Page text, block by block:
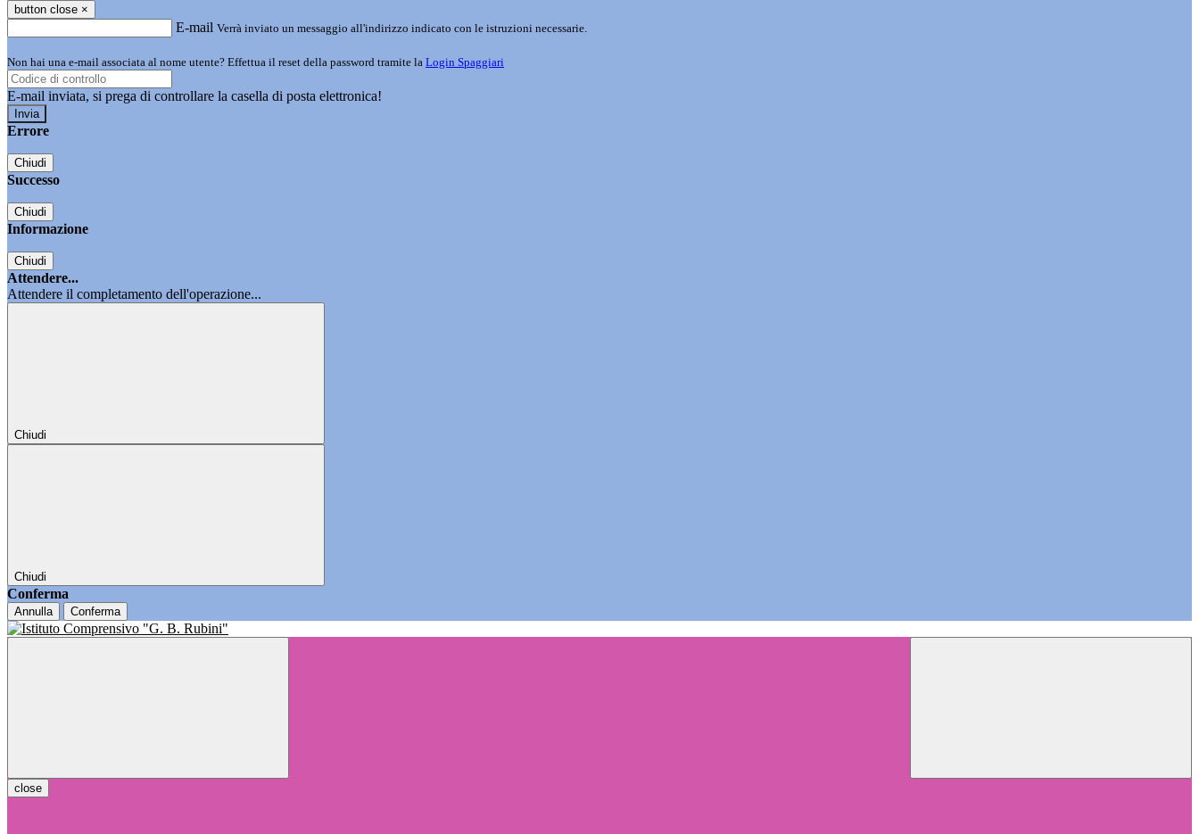
button close ×
E-mail Verrà inviato un messaggio all'indirizzo indicato con le istruzioni necessarie.
Non hai una e-mail associata al nome utente? Effettua il reset della password tramite la Login Spaggiari
E-mail inviata, si prega di controllare la casella di posta elettronica!
Errore
Chiudi
Successo
Chiudi
Informazione
Chiudi
Attendere...
Attendere il completamento dell'operazione...
Chiudi
Chiudi
Conferma
Annulla Conferma
close